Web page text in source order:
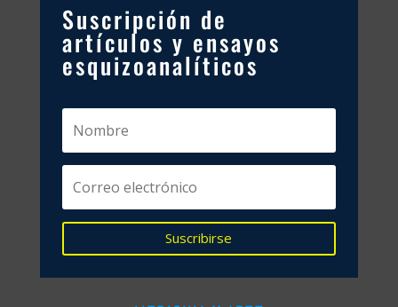
Suscripción de
artículos y ensayos
esquizoanalíticos
Suscribirse